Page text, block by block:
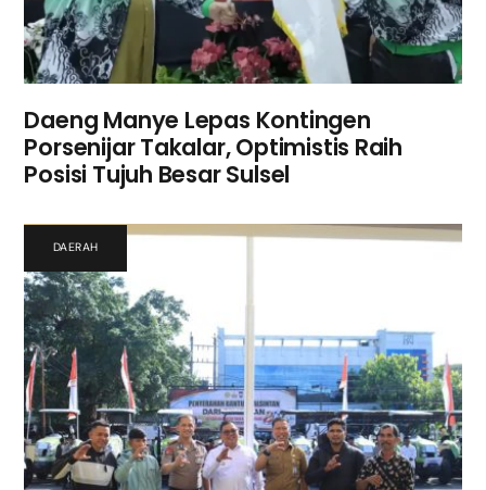
Daeng Manye Lepas Kontingen
Porsenijar Takalar, Optimistis Raih
Posisi Tujuh Besar Sulsel
DAERAH